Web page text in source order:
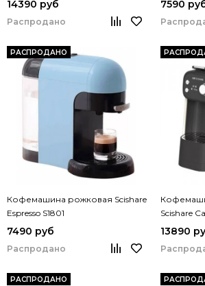
14390 руб
Распродано
7590
РАСПРОДАНО
Кофемашина рожковая Scishare
Espresso S1801
7490 руб
Распродано
Scishare
S1203
13890
РАСПРОДАНО